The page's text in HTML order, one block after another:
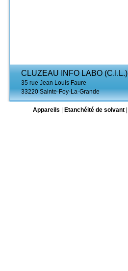
CLUZEAU INFO LABO (C.I.L.)
35 rue Jean Louis Faure
33220 Sainte-Foy-La-Grande
Appareils
Etanchéité de solvant